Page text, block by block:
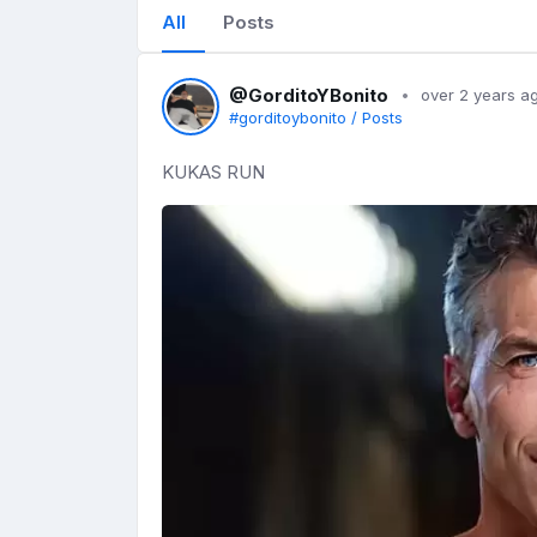
All Posts
@GorditoYBonito
over 2 years
#gorditoybonito / Posts
KUKAS RUN